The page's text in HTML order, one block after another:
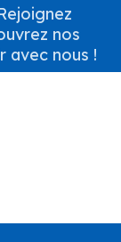
nos
avec nous !